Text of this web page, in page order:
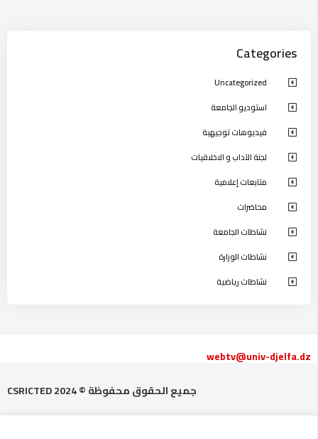
Categories
Uncategorized
استوديو الجامعة
فيديوهات توجيهية
لجنة الآداب و الاخلاقيات
متابعات إعلامية
محاضرات
نشاطات الجامعة
نشاطات الوزارة
نشاطات رياضية
webtv@univ-djelfa.dz
جميع الحقوق محفوظة © 2024 CSRICTED